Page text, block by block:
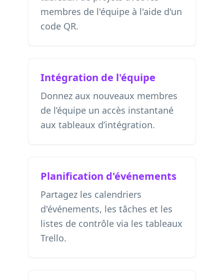
membres de l'équipe à l'aide d'un
code QR.
Intégration de l'équipe
Donnez aux nouveaux membres
de l’équipe un accès instantané
aux tableaux d’intégration.
Planification d'événements
Partagez les calendriers
d'événements, les tâches et les
listes de contrôle via les tableaux
Trello.